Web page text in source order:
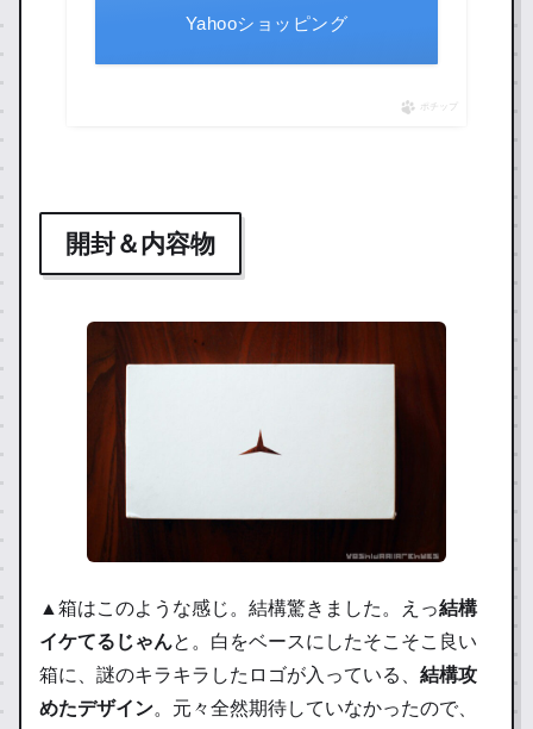
Yahooショッピング
ポチップ
開封＆内容物
▲箱はこのような感じ。結構驚きました。えっ結構
イケてるじゃんと。白をベースにしたそこそこ良い
箱に、謎のキラキラしたロゴが入っている、 結構攻
めたデザイン。元々全然期待していなかったので、